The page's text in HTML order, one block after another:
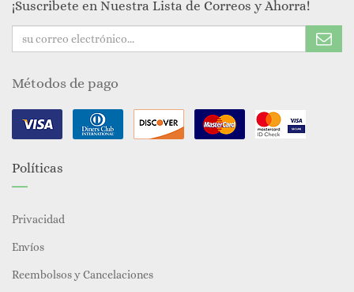
¡Suscribete en Nuestra Lista de Correos y Ahorra!
Métodos de pago
Políticas
Privacidad
Envíos
Reembolsos y Cancelaciones